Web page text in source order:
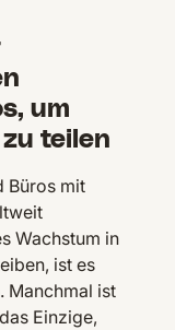
um
teilen
Büros mit
Wachstum in
ist es
Manchmal ist
Einzige,